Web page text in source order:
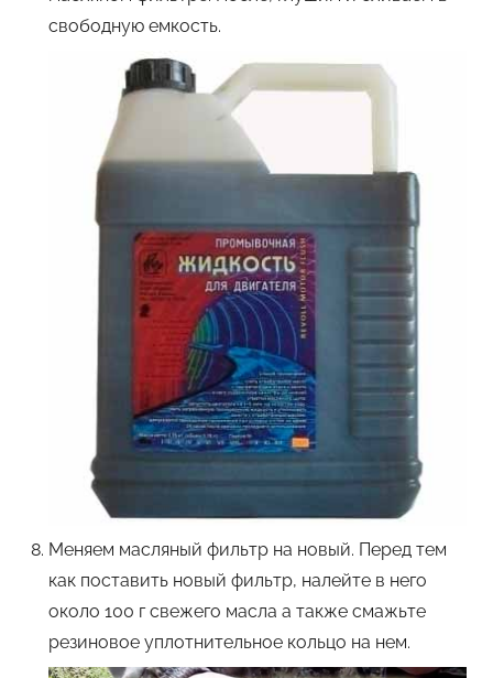
свободную емкость.
Меняем масляный фильтр на новый. Перед тем
как поставить новый фильтр, налейте в него
около 100 г свежего масла а также смажьте
резиновое уплотнительное кольцо на нем.